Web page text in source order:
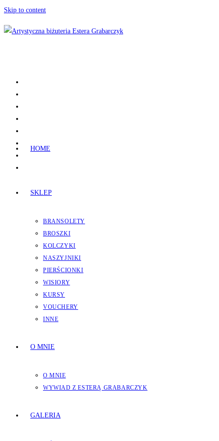
Skip to content
HOME
SKLEP
BRANSOLETY
BROSZKI
KOLCZYKI
NASZYJNIKI
PIERŚCIONKI
WISIORY
KURSY
VOUCHERY
INNE
O MNIE
O MNIE
WYWIAD Z ESTERĄ GRABARCZYK
GALERIA